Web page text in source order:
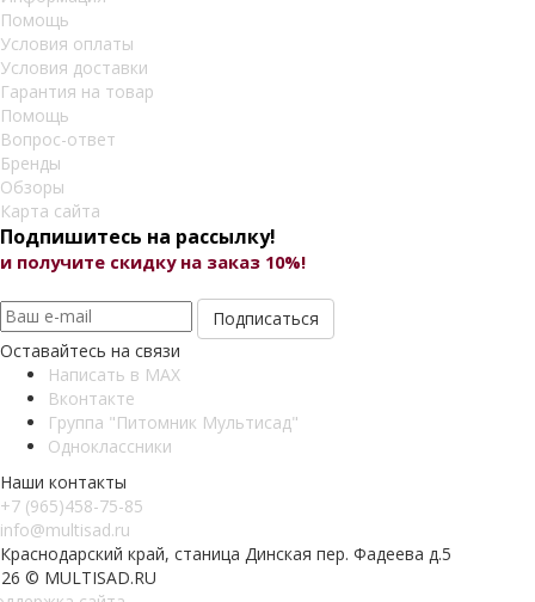
Помощь
Условия оплаты
Условия доставки
Гарантия на товар
Помощь
Вопрос-ответ
Бренды
Обзоры
Карта сайта
Подпишитесь на рассылку!
и получите скидку на заказ 10%!
Оставайтесь на связи
Написать в MAX
Вконтакте
Группа "Питомник Мультисад"
Одноклассники
Наши контакты
+7 (965)458-75-85
info@multisad.ru
Краснодарский край, станица Динская пер. Фадеева д.5
© MULTISAD.RU